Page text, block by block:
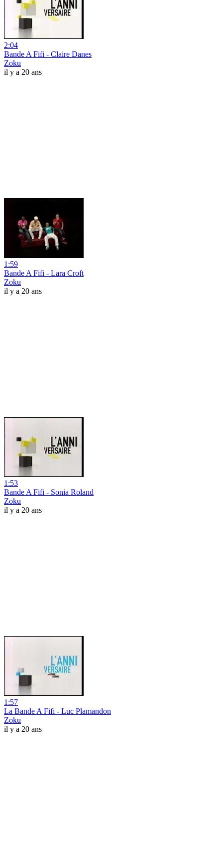
2:04
Bande A Fifi - Claire Danes
Zoku
il y a 20 ans
1:59
Bande A Fifi - Lara Croft
Zoku
il y a 20 ans
1:53
Bande A Fifi - Sonia Roland
Zoku
il y a 20 ans
1:57
La Bande A Fifi - Luc Plamandon
Zoku
il y a 20 ans